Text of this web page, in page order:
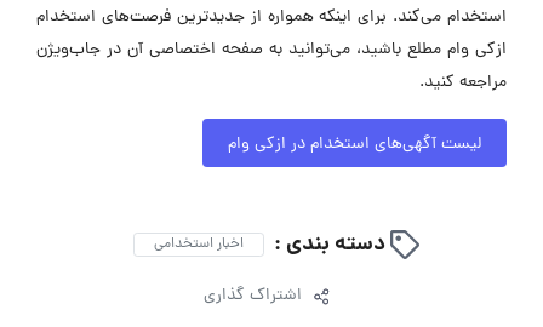
استخدام می‌کند. برای اینکه همواره از جدیدترین فرصت‌های استخدام
ازکی وام مطلع باشید، می‌توانید به صفحه اختصاصی آن در جاب‌ویژن
مراجعه کنید.
لیست آگهی‌های استخدام در ازکی وام
دسته بندی : اخبار استخدامی
اشتراک گذاری